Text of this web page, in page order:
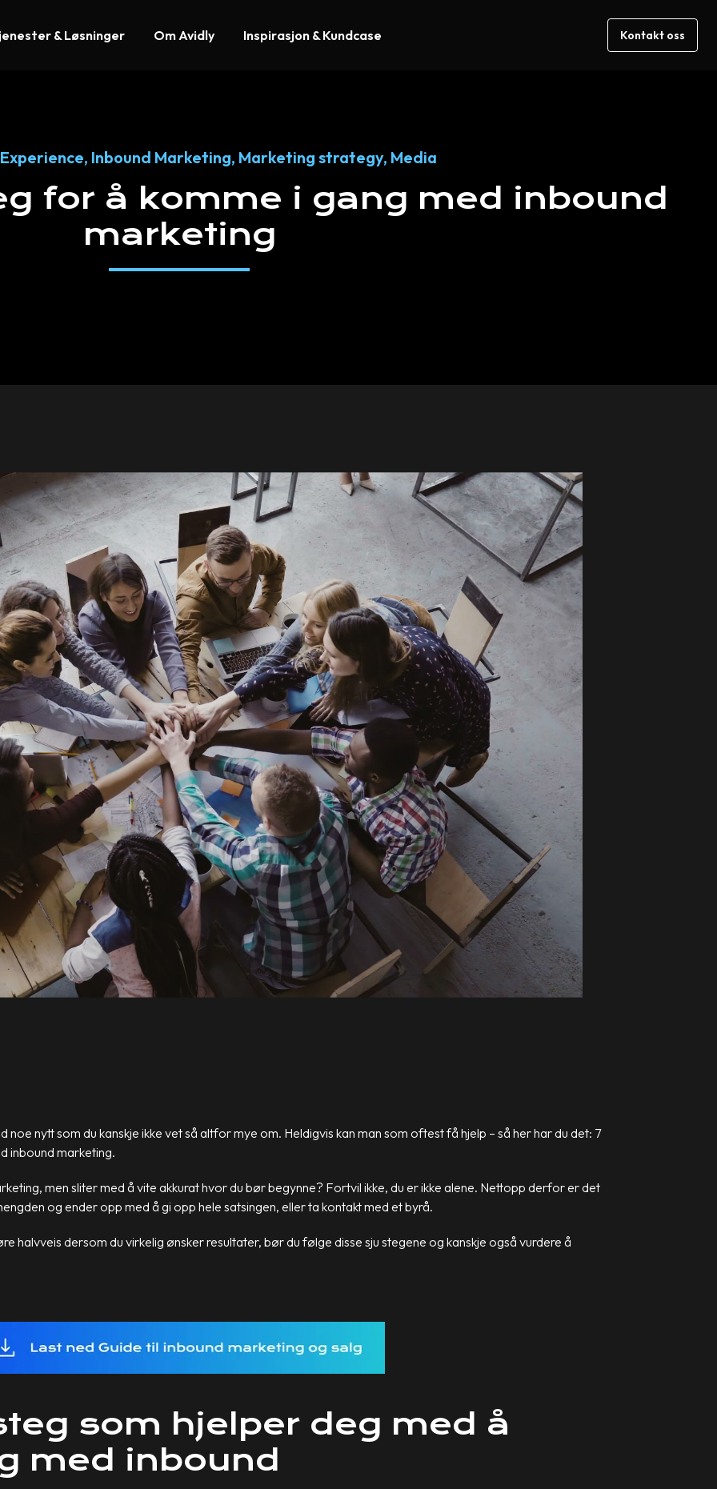
& Løsninger Om Avidly Inspirasjon & Kundcase Kontakt oss
, Inbound Marketing, Marketing strategy, Media
for å komme i gang med inbound
marketing
noe nytt som du kanskje ikke vet så altfor mye om. Heldigvis kan man som oftest få hjelp – så her har du det: 7
inbound marketing.
men sliter med å vite akkurat hvor du bør begynne? Fortvil ikke, du er ikke alene. Nettopp derfor er det
og ender opp med å gi opp hele satsingen, eller ta kontakt med et byrå.
halvveis dersom du virkelig ønsker resultater, bør du følge disse sju stegene og kanskje også vurdere å
som hjelper deg med å
med inbound